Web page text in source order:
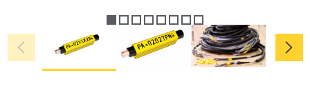
chevron_left chevron_right